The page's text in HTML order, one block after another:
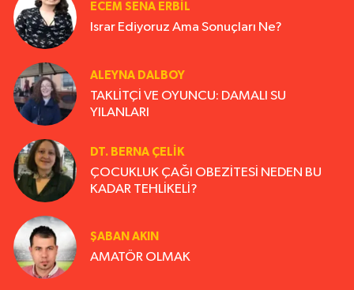
ECEM SENA ERBIL
Israr Ediyoruz Ama Sonuçları Ne?
ALEYNA DALBOY
TAKLİTÇİ VE OYUNCU: DAMALI SU
YILANLARI
DT. BERNA ÇELIK
ÇOCUKLUK ÇAĞI OBEZİTESİ NEDEN BU
KADAR TEHLİKELİ?
ŞABAN AKIN
AMATÖR OLMAK